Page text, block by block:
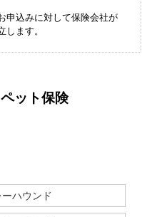
申込みに対して保険会社が
します。
ット保険
ハウンド